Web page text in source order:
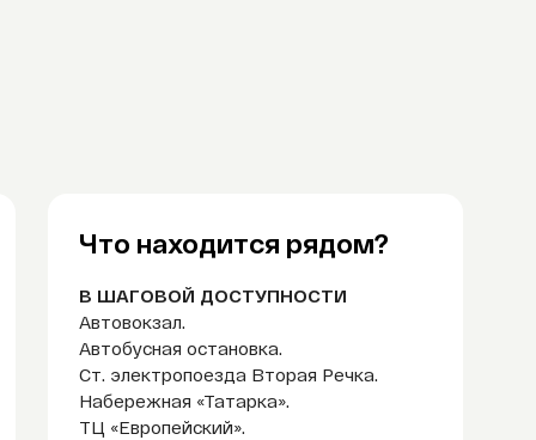
Что находится рядом?
В ШАГОВОЙ ДОСТУПНОСТИ
Автовокзал.
Автобусная остановка.
Ст. электропоезда Вторая Речка.
Набережная «Татарка».
ТЦ «Европейский».